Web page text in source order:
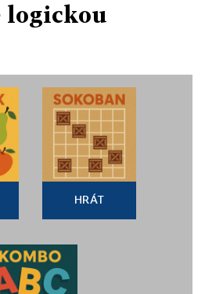
logickou
HRÁT